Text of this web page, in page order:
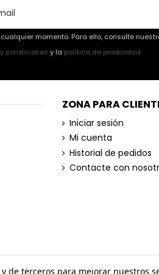
momento. Para ello, consulte
condiciones y la política de privacidad
ZONA PARA
Iniciar sesión
Mi cuenta
Historial de pedidos
Contacte con
de terceros para mejorar nuestros